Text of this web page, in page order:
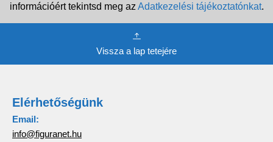
információért tekintsd meg az Adatkezelési tájékoztatónkat.
Vissza a lap tetejére
Elérhetőségünk
Email:
info@figuranet.hu